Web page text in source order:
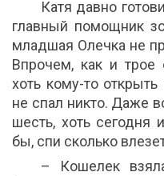
Катя давно
главный помощник
младшая Олечка не
Впрочем, как и трое
хоть кому-то
не спал никто. Даже
шесть, хоть сегодня
бы, спи сколько
– Кошелек